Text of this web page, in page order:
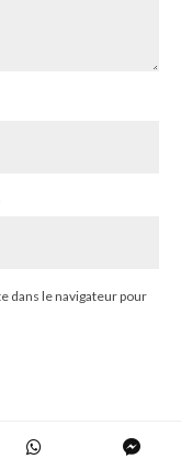
dans le navigateur pour